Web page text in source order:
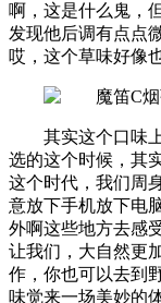
啊，这是什么鬼，
发现他后调有点点
哎，这个草味好像
其实这个口味
选的这个时候，其
这个时代，我们周
意放下手机放下电
外啊这些地方去感
让我们，大自然更
作，你也可以去到
味觉来一场美妙的